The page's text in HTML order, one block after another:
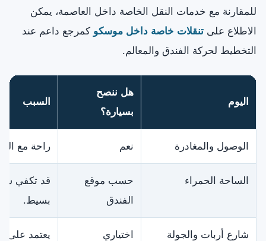
للمقارنة مع خدمات النقل الخاصة داخل العاصمة، يمكن
الاطلاع على تنقلات خاصة داخل موسكو كمرجع داعم عند
التخطيط لحركة الفندق والمعالم.
اليوم
هل ننصح
بسيارة؟
السبب
الوصول والمغادرة نعم راحة مع
الساحة الحمراء
حسب موقع
الفندق
قد تكفي
بسيط.
شارع أربات والجولة
اختياري يعتمد على